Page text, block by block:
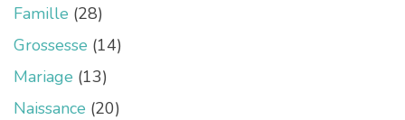
Famille (28)
Grossesse (14)
Mariage (13)
Naissance (20)